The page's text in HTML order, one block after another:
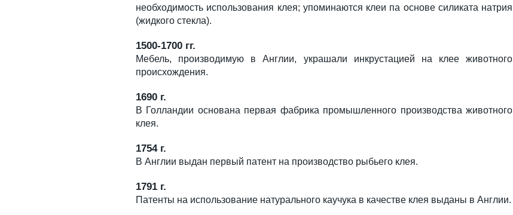
необходимость использования клея; упоминаются клеи па основе силиката натрия
(жидкого стекла).
1500-1700 гг.
Мебель, производимую в Англии, украшали инкрустацией на клее животного
происхождения.
1690 г.
В Голландии основана первая фабрика промышленного производства животного
клея.
1754 г.
В Англии выдан первый патент на производство рыбьего клея.
1791 г.
Патенты на использование натурального каучука в качестве клея выданы в Англии.